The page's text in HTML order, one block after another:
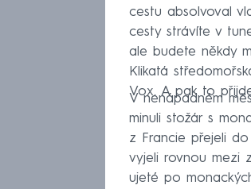
cestu absolvoval
cesty strávíte v
ale budete někdy
Klikatá
Vox. A pak to
V nenápadném
minuli stožár s
z Francie přejeli
vyjeli rovnou mezi
ujeté po